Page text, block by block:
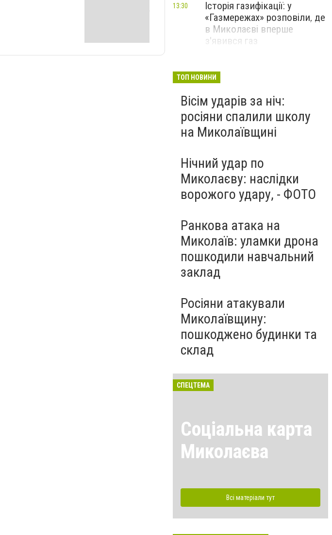
Історія газифікації: у
«Газмережах» розповіли, де
в Миколаєві вперше
з'явився газ
13:30
Миколаєві 2026: шукаємо
перезавантаження
ПАРТНЕРСЬКИЙ СПЕЦПРОЄКТ
ТОП НОВИНИ
Вісім ударів за ніч:
росіяни спалили школу
на Миколаївщині
Нічний удар по
Миколаєву: наслідки
ворожого удару, - ФОТО
Ранкова атака на
Миколаїв: уламки дрона
пошкодили навчальний
заклад
Росіяни атакували
Миколаївщину:
пошкоджено будинки та
склад
СПЕЦТЕМА
Соціальна карта
Миколаєва
Всі матеріали тут